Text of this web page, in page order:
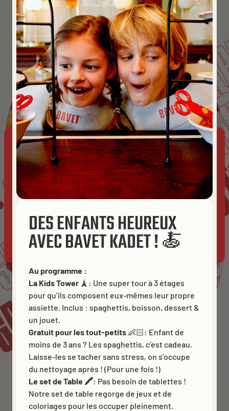
BAVETGAZET
PESTO
SALADE
NEW : PESTO SALAD
DES ENFANTS HEUREUX
AVEC BAVET KADET ! 🍝
Au programme :
La Kids Tower 🗼: Une super tour à 3 étages
pour qu’ils composent eux-mêmes leur propre
assiette. Inclus : spaghettis, boisson, dessert &
un jouet.
Gratuit pour les tout-petits 👶🏻: Enfant de
moins de 3 ans ? Les spaghettis, c’est cadeau.
Laisse-les se tacher sans stress, on s’occupe
du nettoyage après ! (Pour une fois !)
Le set de Table 🖍️: Pas besoin de tablettes !
Notre set de table regorge de jeux et de
coloriages pour les occuper pleinement.
This website uses cookies to ensure you get the best
experience on our website.
Cookies
ACCEPT ALL
ALLOW ANALYTICS ESSENTIALS ONLY